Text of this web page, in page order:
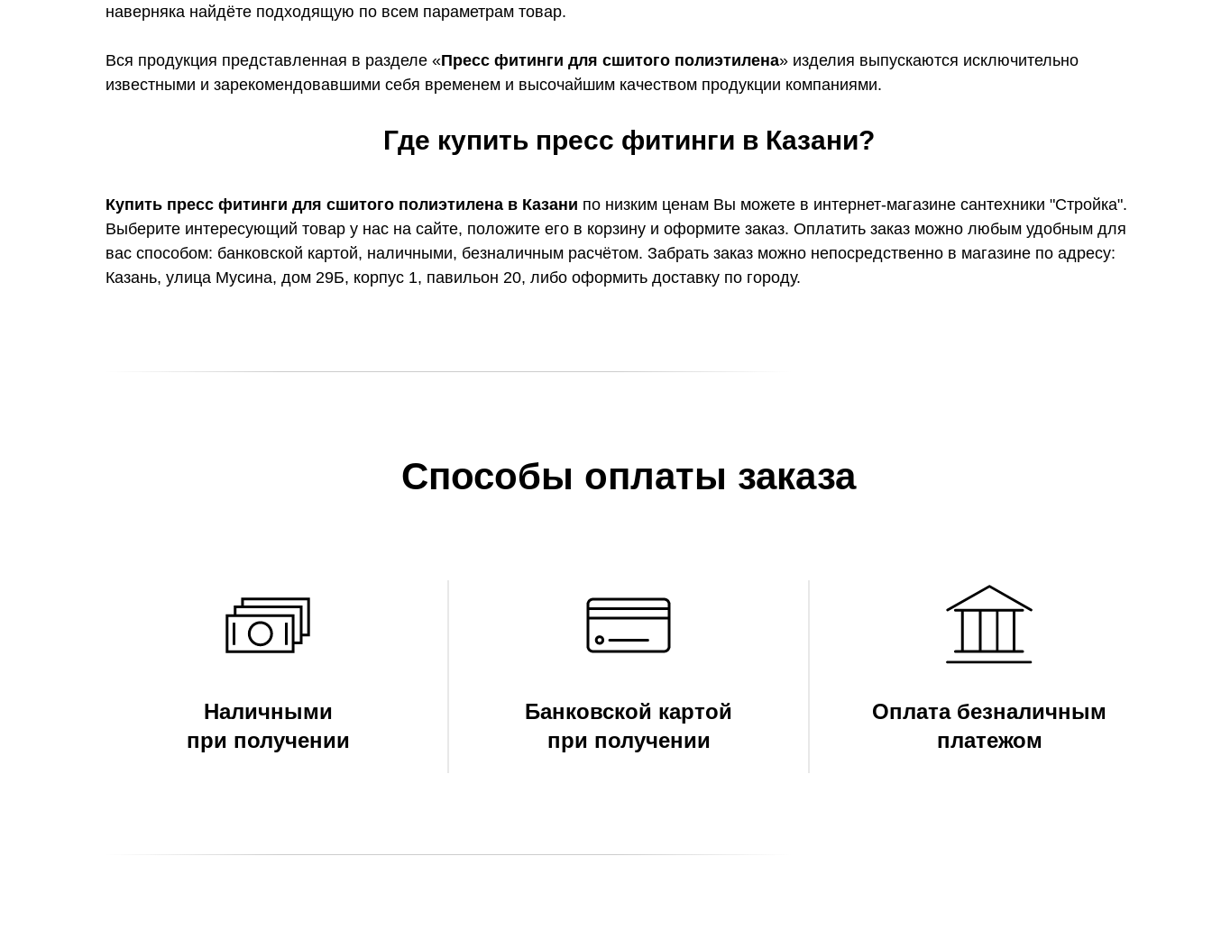
наверняка найдёте подходящую по всем параметрам товар.
Вся продукция представленная в разделе «Пресс фитинги для сшитого полиэтилена» изделия выпускаются исключительно
известными и зарекомендовавшими себя временем и высочайшим качеством продукции компаниями.
Где купить пресс фитинги в Казани?
Купить пресс фитинги для сшитого полиэтилена в Казани по низким ценам Вы можете в интернет-магазине сантехники "Стройка".
Выберите интересующий товар у нас на сайте, положите его в корзину и оформите заказ. Оплатить заказ можно любым удобным для
вас способом: банковской картой, наличными, безналичным расчётом. Забрать заказ можно непосредственно в магазине по адресу:
Казань, улица Мусина, дом 29Б, корпус 1, павильон 20, либо оформить доставку по городу.
Способы оплаты заказа
Наличными
при получении
Банковской картой
при получении
Оплата безналичным
платежом